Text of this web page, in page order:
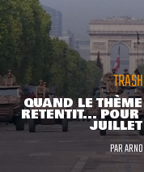
QUAND LE
RETENTIT...
PAR